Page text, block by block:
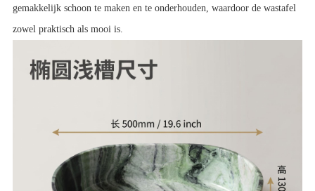
gemakkelijk schoon te maken en te onderhouden, waardoor de wastafel
zowel praktisch als mooi is.